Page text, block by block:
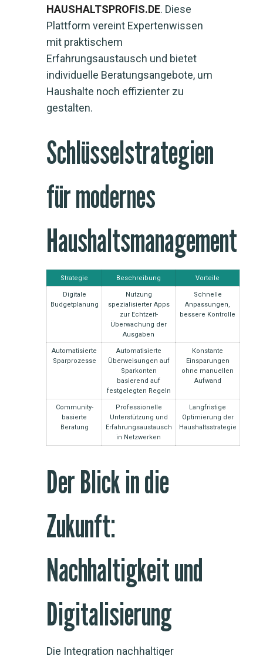
HAUSHALTSPROFIS.DE. Diese
Plattform vereint Expertenwissen
mit praktischem
Erfahrungsaustausch und bietet
individuelle Beratungsangebote, um
Haushalte noch effizienter zu
gestalten.
Schlüsselstrategien
für modernes
Haushaltsmanagement
Strategie Beschreibung Vorteile
Digitale
Budgetplanung
Nutzung
spezialisierter Apps
zur Echtzeit-
Überwachung der
Ausgaben
Schnelle
Anpassungen,
bessere Kontrolle
Automatisierte
Sparprozesse
Automatisierte
Überweisungen auf
Sparkonten
basierend auf
festgelegten Regeln
Konstante
Einsparungen
ohne manuellen
Aufwand
Community-
basierte
Beratung
Professionelle
Unterstützung und
Erfahrungsaustausch
in Netzwerken
Langfristige
Optimierung der
Haushaltsstrategie
Der Blick in die
Zukunft:
Nachhaltigkeit und
Digitalisierung
Die Integration nachhaltiger